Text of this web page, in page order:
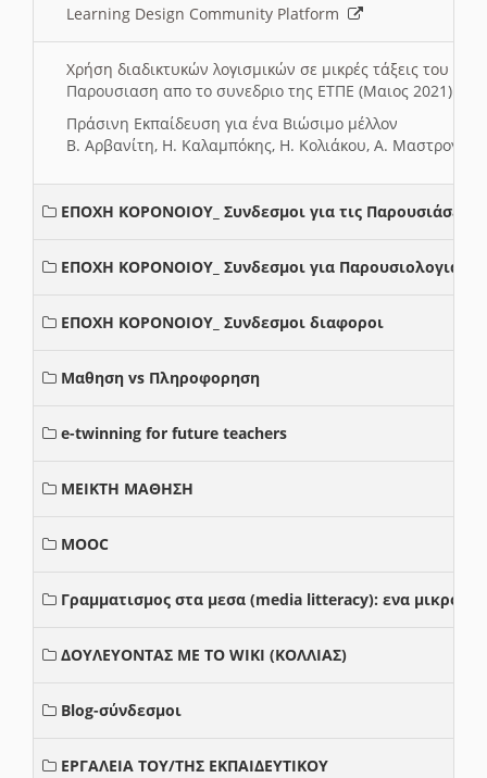
Learning Design Community Platform
Χρήση διαδικτυκών λογισμικών σε μικρές τάξεις του
Παρουσιαση απο το συνεδριο της ΕΤΠΕ (Μαιος 2021)
Πράσινη Εκπαίδευση για ένα Βιώσιμο μέλλον
Β. Αρβανίτη, Η. Καλαμπόκης, Η. Κολιάκου, Α.
ΕΠΟΧΗ ΚΟΡΟΝΟΙΟΥ_ Συνδεσμοι για τις Παρουσιάσεις
ΕΠΟΧΗ ΚΟΡΟΝΟΙΟΥ_ Συνδεσμοι για Παρουσιολογια
ΕΠΟΧΗ ΚΟΡΟΝΟΙΟΥ_ Συνδεσμοι διαφοροι
Μαθηση vs Πληροφορηση
e-twinning for future teachers
ΜΕΙΚΤΗ ΜΑΘΗΣΗ
MOOC
Γραμματισμος στα μεσα (media litteracy): ενα μικρο
ΔΟΥΛΕΥΟΝΤΑΣ ΜΕ ΤΟ WIKI (ΚΟΛΛΙΑΣ)
Blog-σύνδεσμοι
ΕΡΓΑΛΕΙΑ ΤΟΥ/ΤΗΣ ΕΚΠΑΙΔΕΥΤΙΚΟΥ